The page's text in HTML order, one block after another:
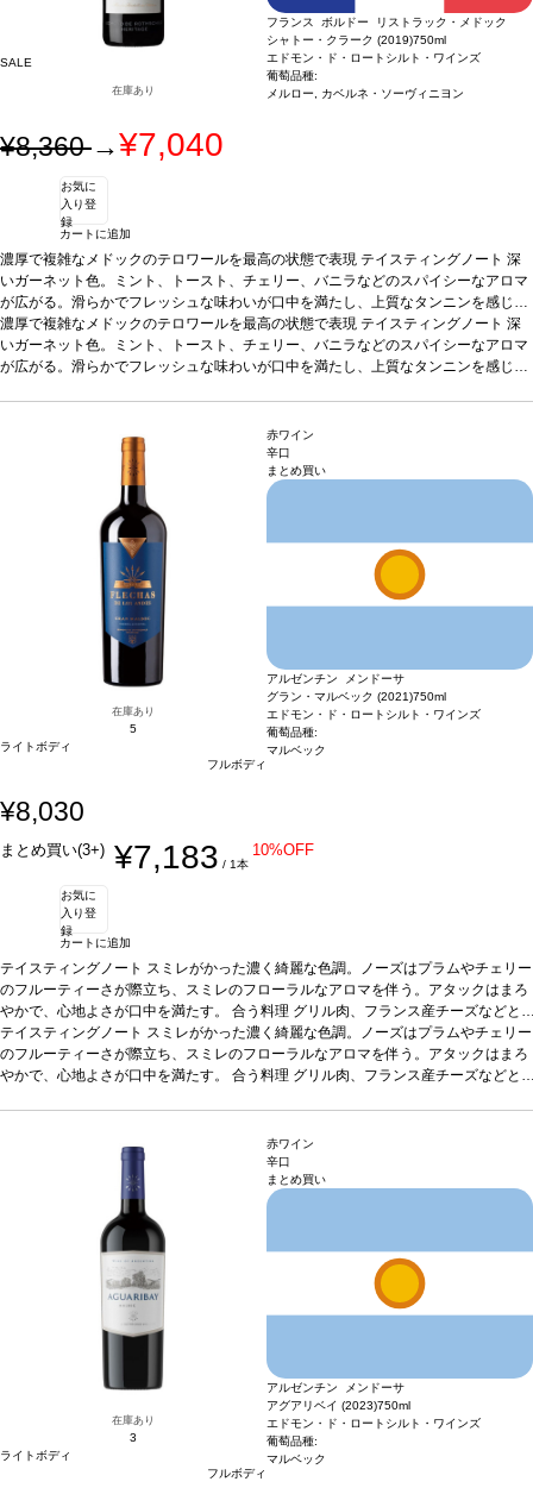
した肉やフランス産のチーズなどと好相性。中華料理: ブラックペッパーで味付け
した肉炒め、日本料理:肉の鉄板焼き、韓国料理:甘さ控えめのブルコギ葡萄品種
ルベック55%、カベルネ・フラン40%、シラー5% *本ヴィンテージが在庫切れの場
合、在庫があり価格が同様の場合は自動的に次のヴィンテージに変更されます、ご
は半砂漠気候で育ち、すばらしいミネラルとスパイスを持つ。マルベックとシラー
は濃く力強い。エレガンスと柔らかいタンニンとバラの香りはカベルネ・フランが
もたらす。すべてが調和し、複雑味と優雅さを持つ見事な一本。 合う料理 グリル
した肉やフランス産のチーズなどと好相性。中華料理: ブラックペッパーで味付け
した肉炒め、日本料理:肉の鉄板焼き、韓国料理:甘さ控えめのブルコギ 葡萄品種
合、在庫があり価格が同様の場合は自動的に次のヴィンテージに変更されます、ご
了承ください。
SALE
在庫あり
フランス ボルドー リストラック・メドック
シャトー・クラーク (2019)750ml
エドモン・ド・ロートシルト・ワインズ
葡萄品種:
メルロー, カベルネ・ソーヴィニヨン
¥8,360→¥7,040
お気に
入り登
録
カートに追加
濃厚で複雑なメドックのテロワールを最高の状態で表現 テイスティングノート 深
いガーネット色。ミント、トースト、チェリー、バニラなどのスパイシーなアロマ
が広がる。滑らかでフレッシュな味わいが口中を満たし、上質なタンニンを感じ
る。高い熟成のポテンシャルを有する、素晴らしく美味しい一本。 合う料理 グリ
ルした肉、ソースのかかった肉料理、チーズの盛り合わせなどと好相性葡萄品種
メルロー 70%、カベルネ・ソーヴィニヨン 30%*本ヴィンテージが在庫切れの場
濃厚で複雑なメドックのテロワールを最高の状態で表現 テイスティングノート 深
いガーネット色。ミント、トースト、チェリー、バニラなどのスパイシーなアロマ
が広がる。滑らかでフレッシュな味わいが口中を満たし、上質なタンニンを感じ
メルロー 70%、カベルネ・ソーヴィニヨン 30%*本ヴィンテージが在庫切れの場
合、在庫があり価格が同様の場合は自動的に次のヴィンテージに変更されます、ご
在庫あり
5
ライトボディ
フルボディ
赤ワイン
辛口
まとめ買い
アルゼンチン メンドーサ
グラン・マルベック (2021)750ml
エドモン・ド・ロートシルト・ワインズ
葡萄品種:
マルベック
¥8,030
まとめ買い(3+) ¥7,183 / 1本
10%OFF
お気に
入り登
録
カートに追加
テイスティングノート スミレがかった濃く綺麗な色調。ノーズはプラムやチェリー
のフルーティーさが際立ち、スミレのフローラルなアロマを伴う。アタックはまろ
やかで、心地よさが口中を満たす。 合う料理 グリル肉、フランス産チーズなどと
好相性葡萄品種100% マルベック*本ヴィンテージが在庫切れの場合、在庫があり
価格が同様の場合は自動的に次のヴィンテージに変更されます、ご了承ください。
テイスティングノート スミレがかった濃く綺麗な色調。ノーズはプラムやチェリー
のフルーティーさが際立ち、スミレのフローラルなアロマを伴う。アタックはまろ
やかで、心地よさが口中を満たす。 合う料理 グリル肉、フランス産チーズなどと
在庫あり
3
ライトボディ
フルボディ
赤ワイン
辛口
まとめ買い
アルゼンチン メンドーサ
アグアリベイ (2023)750ml
エドモン・ド・ロートシルト・ワインズ
葡萄品種:
マルベック